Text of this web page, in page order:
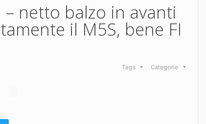
netto balzo in avanti
il M5S, bene FI
Categorie
Tags